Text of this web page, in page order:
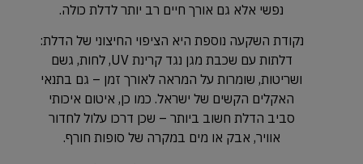
נפשי אלא גם אורך חיים רב יותר לדלת כולה.
נקודת השקעה נוספת היא הציפוי החיצוני של הדלת:
דלתות עם שכבת מגן נגד קרינת UV, לחות, גשם
ושריטות, שומרות על המראה לאורך זמן – גם בתנאי
האקלים הקשים של ישראל. כמו כן, איטום איכותי
סביב הדלת חשוב ביותר – שכן דרכו עלול לחדור
אוויר, אבק או מים במקרה של סופות חורף.